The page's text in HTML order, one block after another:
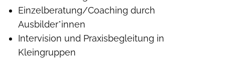
Einzelberatung/Coaching durch
Ausbilder*innen
Intervision und Praxisbegleitung in
Kleingruppen